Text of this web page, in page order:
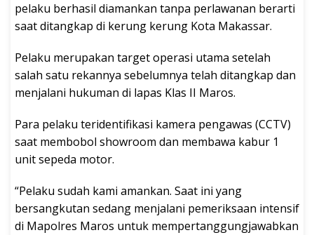
pelaku berhasil diamankan tanpa perlawanan berarti
saat ditangkap di kerung kerung Kota Makassar.
Pelaku merupakan target operasi utama setelah
salah satu rekannya sebelumnya telah ditangkap dan
menjalani hukuman di lapas Klas II Maros.
Para pelaku teridentifikasi kamera pengawas (CCTV)
saat membobol showroom dan membawa kabur 1
unit sepeda motor.
“Pelaku sudah kami amankan. Saat ini yang
bersangkutan sedang menjalani pemeriksaan intensif
di Mapolres Maros untuk mempertanggungjawabkan